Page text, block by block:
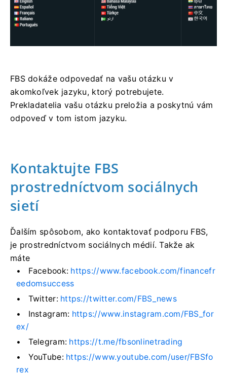
FBS dokáže odpovedať na vašu otázku v
akomkoľvek jazyku, ktorý potrebujete.
Prekladatelia vašu otázku preložia a poskytnú vám
odpoveď v tom istom jazyku.
Kontaktujte FBS
prostredníctvom sociálnych
sietí
Ďalším spôsobom, ako kontaktovať podporu FBS,
je prostredníctvom sociálnych médií. Takže ak
máte
Facebook: https://www.facebook.com/financefr
eedomsuccess
Twitter: https://twitter.com/FBS_news
Instagram: https://www.instagram.com/FBS_for
ex/
Telegram: https://t.me/fbsonlinetrading
YouTube: https://www.youtube.com/user/FBSfo
rex